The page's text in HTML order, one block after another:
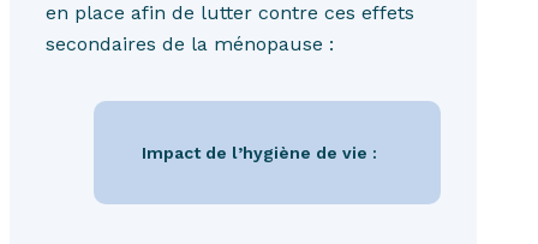
en place afin de lutter contre ces effets
secondaires de la ménopause :
Impact de l’hygiène de vie :